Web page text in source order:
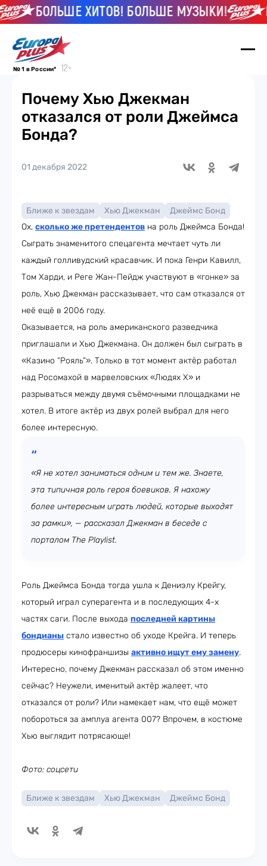
БОЛЬШЕ ХИТОВ! БОЛЬШЕ МУЗЫКИ!
№ 1 в России*
Почему Хью Джекман
отказался от роли Джеймса
Бонда?
01 декабря 2022
Ближе к звездам Хью Джекман
Джеймс Бонд
Ох, сколько же претендентов на роль Джеймса Бонда!
Сыграть знаменитого спецагента мечтает чуть ли
каждый голливудский красавчик. И пока Генри Кавилл,
Том Харди, и Реге Жан-Пейдж участвуют в «гонке» за
роль, Хью Джекман рассказывает, что сам отказался от
неё ещё в 2006 году.
Оказывается, на роль американского разведчика
приглашали и Хью Джекмана. Он должен был сыграть в
«Казино “Рояль”». Только в тот момент актёр работал
над Росомахой в марвеловских «Людях X» и
разрываться между двумя съёмочными площадками не
хотел. В итоге актёр из двух ролей выбрал для него
более интересную.
«Я не хотел заниматься одним и тем же. Знаете,
эта типичная роль героя боевиков. Я нахожу
более интересным играть людей, которые выходят
за рамки», — рассказал Джекман в беседе с
порталом The Playlist.
Роль Джеймса Бонда тогда ушла к Дениэлу Крейгу,
который играл суперагента и в последующих 4-х
частях саги. После выхода последней картины
бондианы стало известно об уходе Крейга. И теперь
продюсеры кинофраншизы активно ищут ему замену.
Интересно, почему Джекман рассказал об этом именно
сейчас? Неужели, именитый актёр жалеет, что
отказался от роли? Или намекает нам, что ещё может
побороться за амплуа агента 007? Впрочем, в костюме
Хью выглядит потрясающе!
Фото: соцсети
Ближе к звездам Хью Джекман Джеймс Бонд